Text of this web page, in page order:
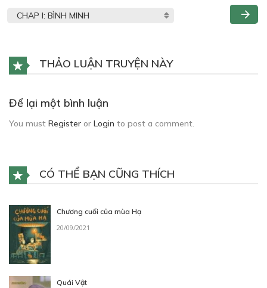
THẢO LUẬN TRUYỆN NÀY
Để lại một bình luận
You must Register or Login to post a comment.
CÓ THỂ BẠN CŨNG THÍCH
Chương cuối của mùa Hạ
20/09/2021
Quái Vật